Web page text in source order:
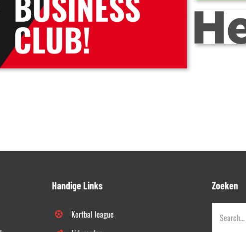
Handige Links
Korfbal league
Zoeken
naar: